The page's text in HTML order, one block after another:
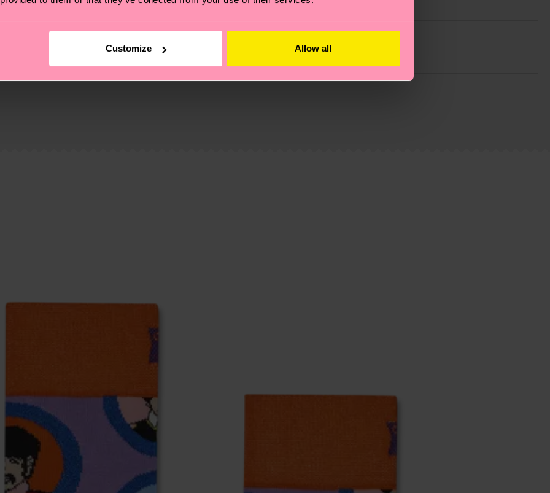
Customize Allow all
– es geht auch um eine ethische Lieferkette, die Reduzierung von Emissionen, die richtige Pflege von